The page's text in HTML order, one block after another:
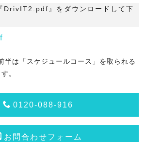
DrivIT2.pdf』をダウンロードして下
半は「スケジュールコース」を取られる
。
0120-088-916
お問合わせフォーム